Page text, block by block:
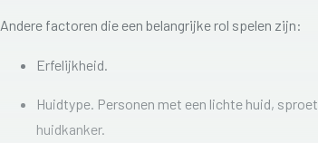
Andere factoren die een belangrijke rol spelen zijn:
Erfelijkheid.
Huidtype. Personen met een lichte huid,
huidkanker.